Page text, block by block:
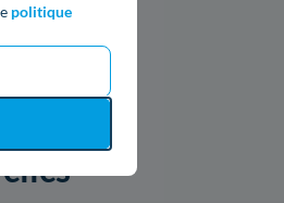
politique